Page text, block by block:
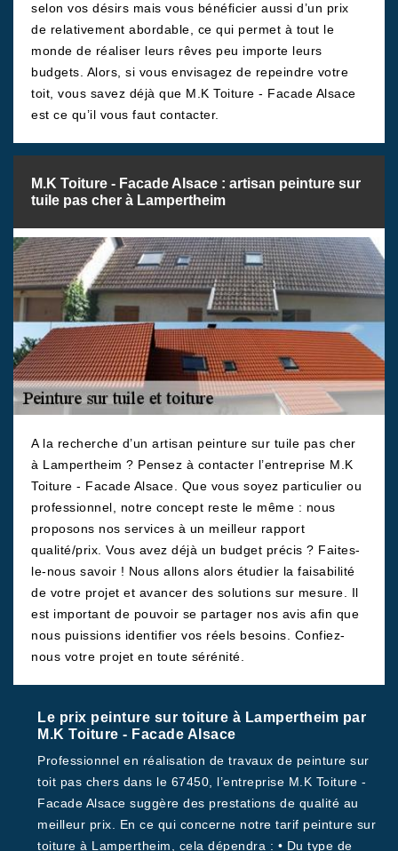
selon vos désirs mais vous bénéficier aussi d’un prix
de relativement abordable, ce qui permet à tout le
monde de réaliser leurs rêves peu importe leurs
budgets. Alors, si vous envisagez de repeindre votre
toit, vous savez déjà que M.K Toiture - Facade Alsace
est ce qu’il vous faut contacter.
M.K Toiture - Facade Alsace : artisan peinture sur
tuile pas cher à Lampertheim
A la recherche d’un artisan peinture sur tuile pas cher
à Lampertheim ? Pensez à contacter l’entreprise M.K
Toiture - Facade Alsace. Que vous soyez particulier ou
professionnel, notre concept reste le même : nous
proposons nos services à un meilleur rapport
qualité/prix. Vous avez déjà un budget précis ? Faites-
le-nous savoir ! Nous allons alors étudier la faisabilité
de votre projet et avancer des solutions sur mesure. Il
est important de pouvoir se partager nos avis afin que
nous puissions identifier vos réels besoins. Confiez-
nous votre projet en toute sérénité.
Le prix peinture sur toiture à Lampertheim par
M.K Toiture - Facade Alsace
Professionnel en réalisation de travaux de peinture sur
toit pas chers dans le 67450, l’entreprise M.K Toiture -
Facade Alsace suggère des prestations de qualité au
meilleur prix. En ce qui concerne notre tarif peinture sur
toiture à Lampertheim, cela dépendra : • Du type de